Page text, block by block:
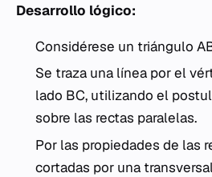
Desarrollo lógico:
Considérese un triángulo
Se traza una línea por el
lado BC, utilizando el
sobre las rectas paralelas.
Por las propiedades de las
cortadas por una